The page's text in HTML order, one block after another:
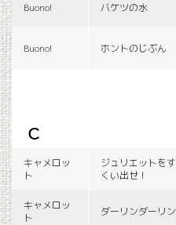
Buono! バケツの水
Buono! ホントのじぶん
c
キャメロッ
ト
ジュリエットをす
くい出せ！
キャメロッ
ト
ダーリンダーリン